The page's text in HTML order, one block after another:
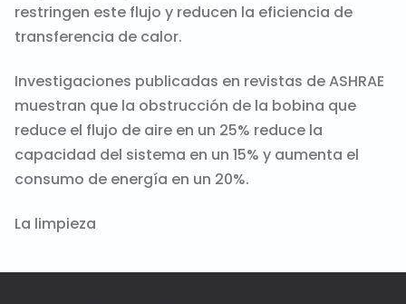
restringen este flujo y reducen la eficiencia de
transferencia de calor.
Investigaciones publicadas en revistas de ASHRAE
muestran que la obstrucción de la bobina que
reduce el flujo de aire en un 25% reduce la
capacidad del sistema en un 15% y aumenta el
consumo de energía en un 20%.
La limpieza